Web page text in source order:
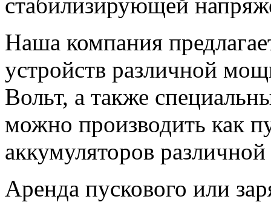
Наша компания
устройств различной
Вольт, а также
можно производить как
аккумуляторов
Аренда пускового или